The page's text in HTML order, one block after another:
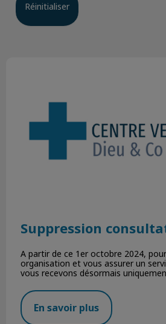
Réinitialiser
Suppression
A partir de ce 1er octobre 2024,
organisation et vous assurer un
vous recevons désormais
En savoir plus